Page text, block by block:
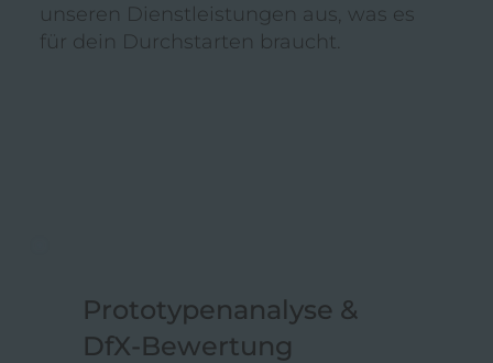
unseren Dienstleistungen aus, was es
für dein Durchstarten braucht.
Prototypenanalyse &
DfX‑Bewertung